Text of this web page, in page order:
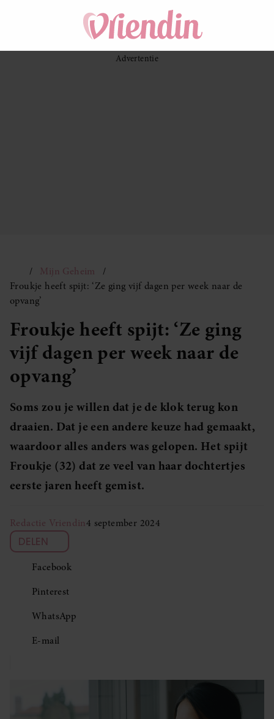
Mijn Geheim
Froukje heeft spijt: ‘Ze ging vijf dagen per week naar de
opvang’
Froukje heeft spijt: ‘Ze ging
vijf dagen per week naar de
opvang’
Soms zou je willen dat je de klok terug kon
draaien. Dat je een andere keuze had gemaakt,
waardoor alles anders was gelopen. Het spijt
Froukje (32) dat ze veel van haar dochtertjes
eerste jaren heeft gemist.
Redactie Vriendin4 september 2024
DELEN
Facebook
Pinterest
WhatsApp
E-mail